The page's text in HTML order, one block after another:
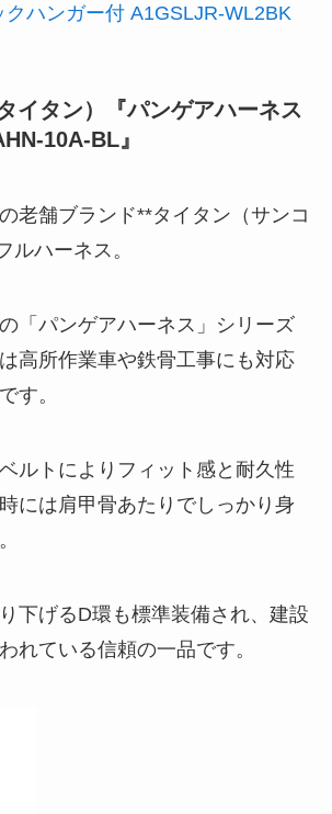
クハンガー付 A1GSLJR-WL2BK
イタン）『パンゲアハーネス
10A-BL』
老舗ブランド**タイタン（サンコ
ルハーネス。
「パンゲアハーネス」シリーズ
高所作業車や鉄骨工事にも対応
す。
ルトによりフィット感と耐久性
には肩甲骨あたりでしっかり身
下げるD環も標準装備され、建設
れている信頼の一品です。